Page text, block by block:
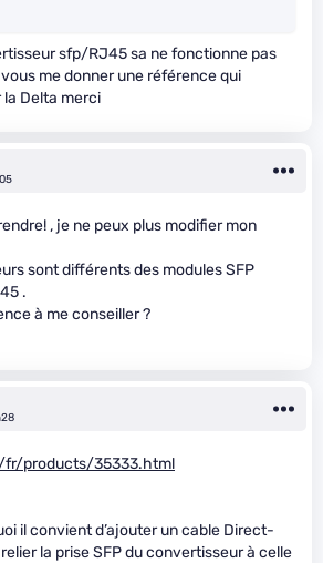
sfp/RJ45 sa ne fonctionne pas
me donner une référence qui
Delta merci
, je ne peux plus modifier mon
sont différents des modules SFP
.
à me conseiller ?
products/35333.html
il convient d’ajouter un cable Direct-
la prise SFP du convertisseur à celle